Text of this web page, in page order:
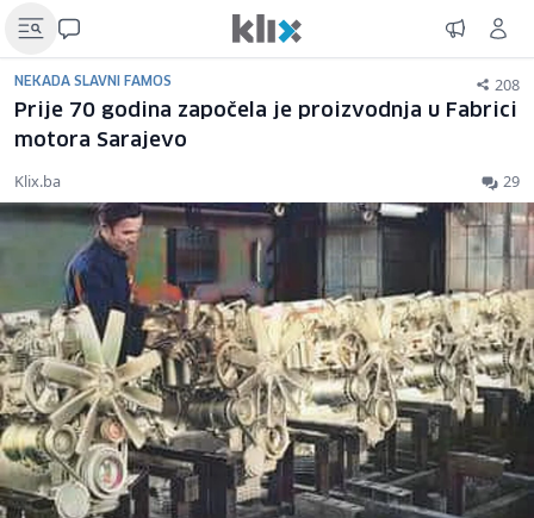
NEKADA SLAVNI FAMOS 208
Prije 70 godina započela je proizvodnja u Fabrici
motora Sarajevo
Klix.ba 29